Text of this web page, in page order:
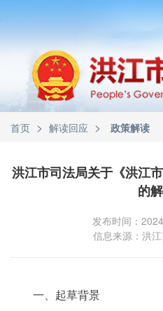
首页 > 解读回应 > 政策解读
洪江市司法局关于《洪江
的
发布时间：
信息来源：洪
一、起草背景